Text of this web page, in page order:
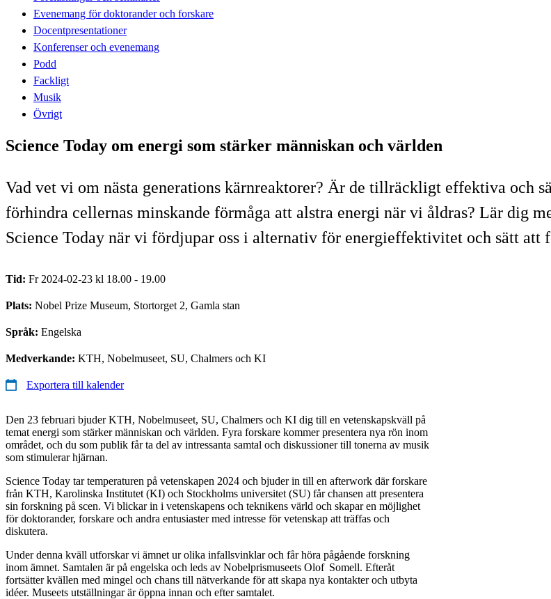
Evenemang för doktorander och forskare
Docentpresentationer
Konferenser och evenemang
Podd
Fackligt
Musik
Övrigt
Science Today om energi som stärker människan och världen
Vad vet vi om nästa generations kärnreaktorer? Är de tillräckligt effektiva och
förhindra cellernas minskande förmåga att alstra energi när vi åldras? Lär dig
Science Today när vi fördjupar oss i alternativ för energieffektivitet och sätt att
Tid: Fr 2024-02-23 kl 18.00 - 19.00
Plats: Nobel Prize Museum, Stortorget 2, Gamla stan
Språk: Engelska
Medverkande: KTH, Nobelmuseet, SU, Chalmers och KI
Exportera till kalender
Den 23 februari bjuder KTH, Nobelmuseet, SU, Chalmers och KI dig till en vetenskapskväll på
temat energi som stärker människan och världen. Fyra forskare kommer presentera nya rön inom
området, och du som publik får ta del av intressanta samtal och diskussioner till tonerna av musik
som stimulerar hjärnan.
Science Today tar temperaturen på vetenskapen 2024 och bjuder in till en afterwork där forskare
från KTH, Karolinska Institutet (KI) och Stockholms universitet (SU) får chansen att presentera
sin forskning på scen. Vi blickar in i vetenskapens och teknikens värld och skapar en möjlighet
för doktorander, forskare och andra entusiaster med intresse för vetenskap att träffas och
diskutera.
Under denna kväll utforskar vi ämnet ur olika infallsvinklar och får höra pågående forskning
inom ämnet. Samtalen är på engelska och leds av Nobelprismuseets Olof Somell. Efteråt
fortsätter kvällen med mingel och chans till nätverkande för att skapa nya kontakter och utbyta
idéer. Museets utställningar är öppna innan och efter samtalet.